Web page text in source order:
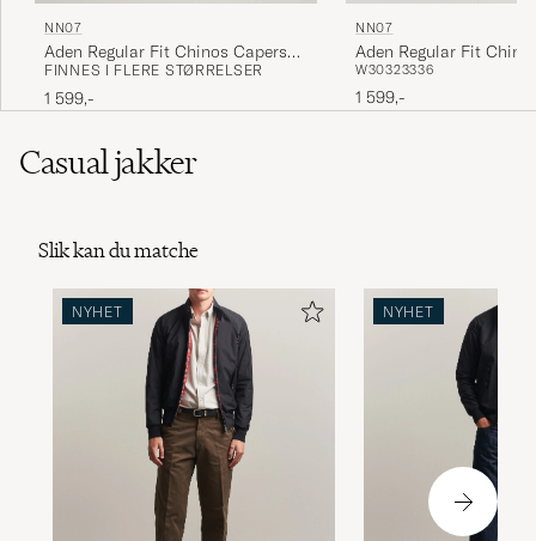
NN07
Aden Regular Fit Chinos Capers
Green
FINNES I FLERE STØRRELSER
1 599,-
NN07
Aden Regular Fit
W30323336
1 599,-
Casual jakker
Slik kan du matche
NYHET NYHET